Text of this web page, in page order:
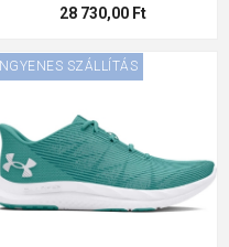
28 730,00 Ft
INGYENES SZÁLLÍTÁS